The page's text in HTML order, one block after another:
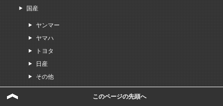
国産
ヤンマー
ヤマハ
トヨタ
日産
その他
このページの先頭へ